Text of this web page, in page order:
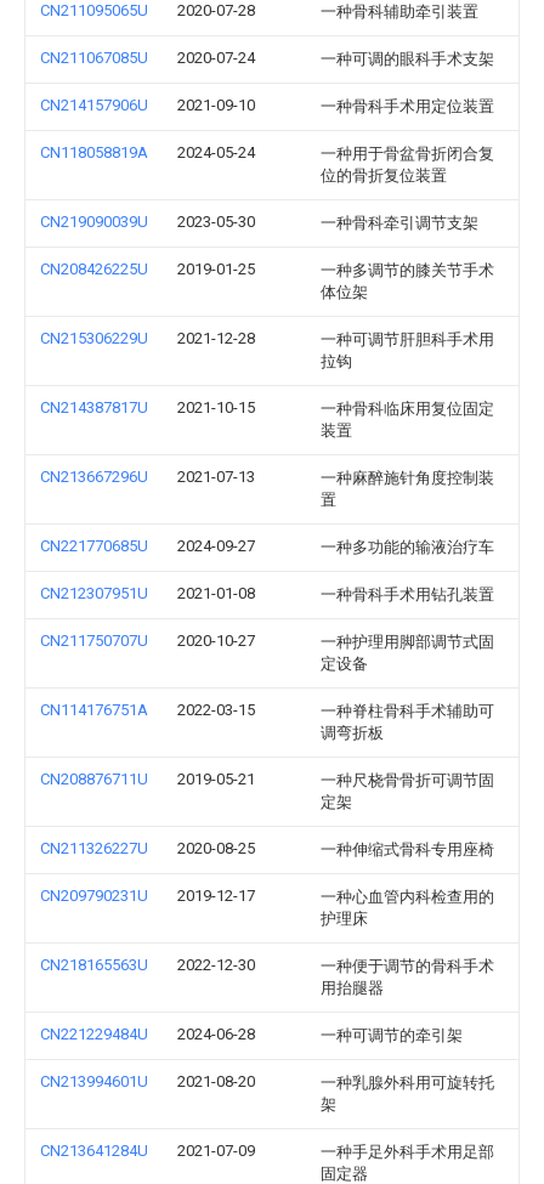
CN211095065U 2020-07-28 一种骨科辅助牵引装置
CN211067085U 2020-07-24 一种可调的眼科手术支架
CN214157906U 2021-09-10 一种骨科手术用定位装置
CN118058819A 2024-05-24
一种用于骨盆骨折闭合复
位的骨折复位装置
CN219090039U 2023-05-30 一种骨科牵引调节支架
CN208426225U 2019-01-25
一种多调节的膝关节手术
体位架
CN215306229U 2021-12-28
一种可调节肝胆科手术用
拉钩
CN214387817U 2021-10-15
一种骨科临床用复位固定
装置
CN213667296U 2021-07-13
一种麻醉施针角度控制装
置
CN221770685U 2024-09-27 一种多功能的输液治疗车
CN212307951U 2021-01-08 一种骨科手术用钻孔装置
CN211750707U 2020-10-27
一种护理用脚部调节式固
定设备
CN114176751A 2022-03-15
一种脊柱骨科手术辅助可
调弯折板
CN208876711U 2019-05-21
一种尺桡骨骨折可调节固
定架
CN211326227U 2020-08-25 一种伸缩式骨科专用座椅
CN209790231U 2019-12-17
一种心血管内科检查用的
护理床
CN218165563U 2022-12-30
一种便于调节的骨科手术
用抬腿器
CN221229484U 2024-06-28 一种可调节的牵引架
CN213994601U 2021-08-20
一种乳腺外科用可旋转托
架
CN213641284U 2021-07-09
一种手足外科手术用足部
固定器